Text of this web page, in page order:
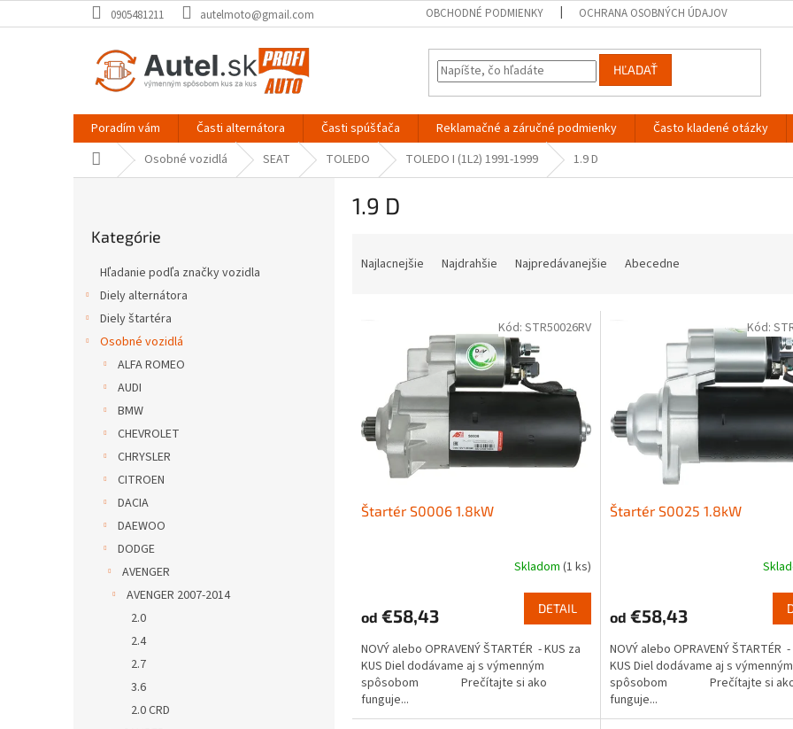
na
0905481211 autelmoto@gmail.com OBCHODNÉ PODMIENKY OCHRANA OSOBNÝCH ÚDAJOV
HĽADAŤ
Poradím vám Časti alternátora Časti spúšťača Reklamačné a záručné podmienky Často kladené otázky
Domov Osobné vozidlá SEAT TOLEDO TOLEDO I (1L2) 1991-1999 1.9 D
kategórie
Kategórie
Hľadanie podľa značky vozidla
Diely alternátora
Diely štartéra
Osobné vozidlá
ALFA ROMEO
AUDI
BMW
CHEVROLET
CHRYSLER
CITROEN
DACIA
DAEWOO
DODGE
AVENGER
AVENGER 2007-2014
2.0
2.4
2.7
3.6
2.0 CRD
1.9 D
Najlacnejšie Najdrahšie Najpredávanejšie Abecedne
p
Štartér S0006 1.8kW
Skladom (1 ks)
od €58,43 DETAIL
NOVÝ alebo OPRAVENÝ ŠTARTÉR - KUS za
KUS Diel dodávame aj s výmenným
spôsobom Prečítajte si ako
funguje...
Kód: STR50026RV
Štartér S0025 1.8kW
od €58,43
NOVÝ alebo OPRAVENÝ ŠTARTÉR
KUS Diel dodávame aj s výmenným
spôsobom Prečítajte si
funguje...
Kód: